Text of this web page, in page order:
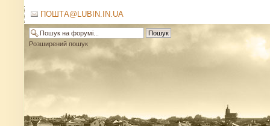
ПОШТА@LUBIN.IN.UA
Розширений пошук